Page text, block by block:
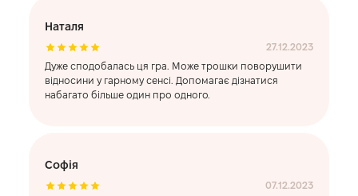
Наталя
27.12.2023
Дуже сподобалась ця гра. Може трошки поворушити
відносини у гарному сенсі. Допомагає дізнатися
набагато більше один про одного.
Софія
07.12.2023